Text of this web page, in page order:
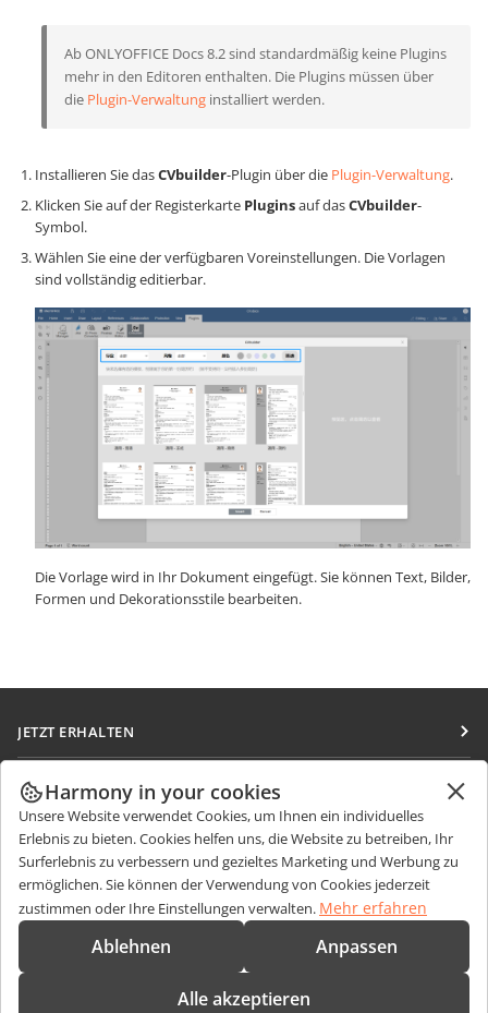
Ab ONLYOFFICE Docs 8.2 sind standardmäßig keine Plugins
mehr in den Editoren enthalten. Die Plugins müssen über
die Plugin-Verwaltung installiert werden.
Installieren Sie dasCVbuilder-Plugin über die Plugin-Verwaltung.
Klicken Sie auf der Registerkarte Pluginsauf dasCVbuilder-
Symbol.
Wählen Sie eine der verfügbaren Voreinstellungen. Die Vorlagen
sind vollständig editierbar.
Die Vorlage wird in Ihr Dokument eingefügt. Sie können Text, Bilder,
Formen und Dekorationsstile bearbeiten.
JETZT ERHALTEN
Docs
DocSpace
Workspace
Integrations-Apps
Desktop-Apps
Mobile Apps
ZUSAMMENARBEITEN
Für Mitwirkende
Für Übersetzer
Für Influencer
Stellenangebote
NACHRICHTEN ERHALTEN
Blog
HILFE ERHALTEN
Forum
Fragen zum Kauf
sales@onlyoffice.com
Harmony in your cookies
Unsere Website verwendet Cookies, um Ihnen ein individuelles
Erlebnis zu bieten. Cookies helfen uns, die Website zu betreiben, Ihr
Surferlebnis zu verbessern und gezieltes Marketing und Werbung zu
ermöglichen. Sie können der Verwendung von Cookies jederzeit
zustimmen oder Ihre Einstellungen verwalten. Mehr erfahren
Ablehnen Anpassen
Alle akzeptieren